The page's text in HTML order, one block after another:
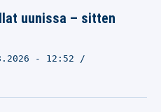
uunissa – sitten
- 12:52